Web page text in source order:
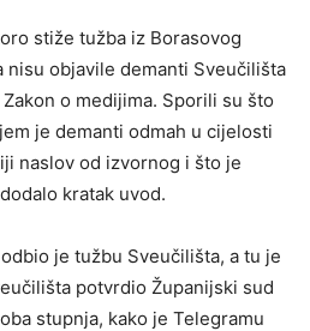
stiže tužba iz Borasovog
nisu objavile demanti Sveučilišta
o medijima. Sporili su što
je demanti odmah u cijelosti
naslov od izvornog i što je
kratak uvod.
je tužbu Sveučilišta, a tu je
potvrdio Županijski sud
stupnja, kako je Telegramu